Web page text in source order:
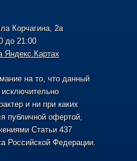
Корчагина, 2а
до 21:00
Яндекс.Картах
на то, что данный
исключительно
и ни при каких
публичной офертой,
Статьи 437
Российской Федерации.